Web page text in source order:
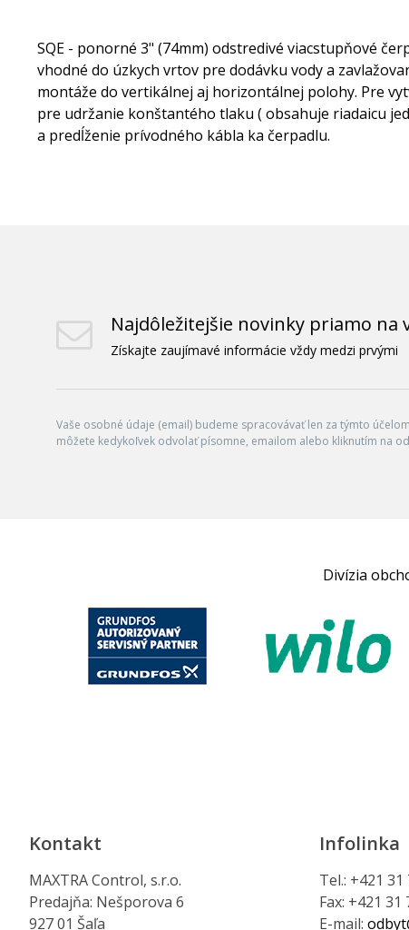
SQE - ponorné 3" (74mm) odstredivé viacstupňové
vhodné do úzkych vrtov pre dodávku vody a
montáže do vertikálnej aj horizontálnej polohy. Pre
pre udržanie konštantého tlaku ( obsahuje riadaicu
a predĺženie prívodného kábla ka čerpadlu.
Najdôležitejšie novinky priamo na
Získajte zaujímavé informácie vždy medzi prvými
Vaše osobné údaje (email) budeme spracovávať len za týmto
môžete kedykoľvek odvolať písomne, emailom alebo kliknutím na
Divízia
Kontakt
MAXTRA Control, s.r.o.
Predajňa: Nešporova 6
927 01 Šaľa
Infolinka
Tel.: +421
Fax: +421 31
E-mail: